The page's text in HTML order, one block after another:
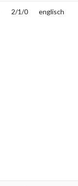
2/1/0 englisch